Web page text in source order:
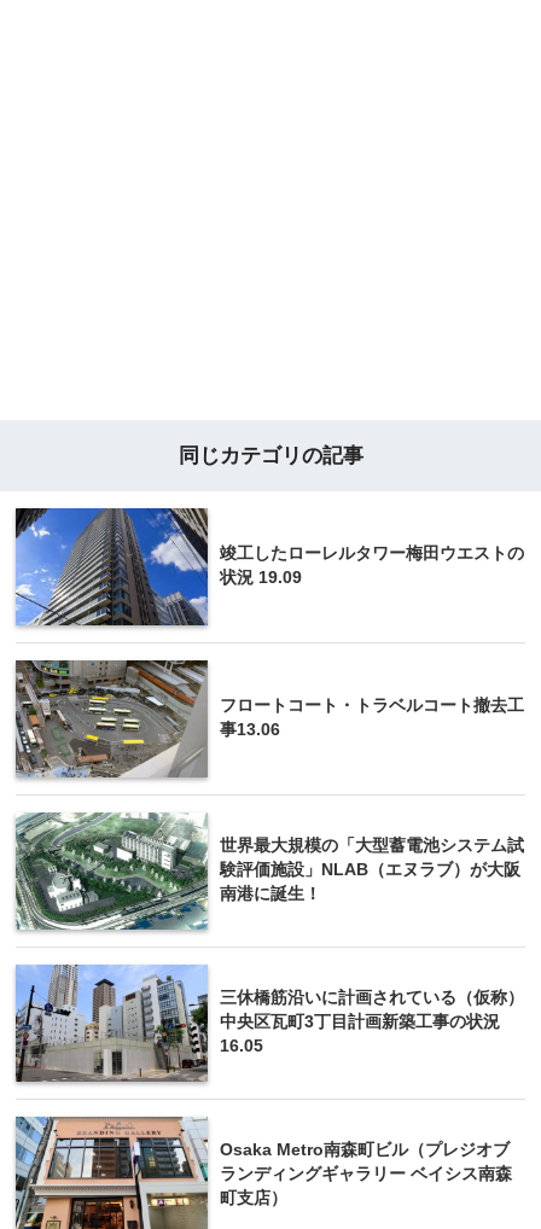
同じカテゴリの記事
竣工したローレルタワー梅田ウエストの
状況 19.09
フロートコート・トラベルコート撤去工
事13.06
世界最大規模の「大型蓄電池システム試
験評価施設」NLAB（エヌラブ）が大阪
南港に誕生！
三休橋筋沿いに計画されている（仮称）
中央区瓦町3丁目計画新築工事の状況
16.05
Osaka Metro南森町ビル（プレジオブ
ランディングギャラリー ベイシス南森
町支店）